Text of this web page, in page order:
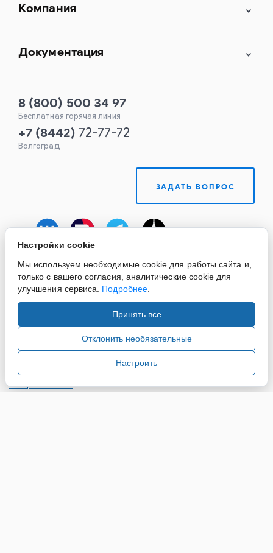
Компания
Документация
8 (800) 500 34 97
Бесплатная горячая линия
+7 (8442) 72-77-72
Волгоград
ЗАДАТЬ ВОПРОС
информации и материалов сайта, ссылка на источник
обязательна.
Настройки cookie
Настройки cookie
Мы используем необходимые cookie для работы сайта и,
только с вашего согласия, аналитические cookie для
улучшения сервиса. Подробнее.
Принять все
Отклонить необязательные
Настроить